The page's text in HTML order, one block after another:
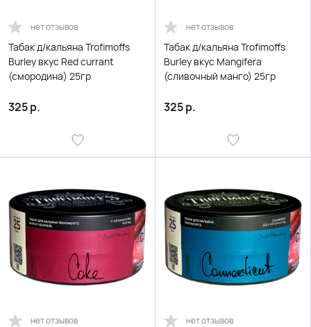
нет отзывов
Табак д/кальяна Trofimoffs
Burley вкус Red currant
(смородина) 25гр
325р.
нет отзывов
Табак д/кальяна Trofimoffs
Burley вкус Mangifera
(сливочный манго) 25гр
325р.
нет отзывов нет отзывов